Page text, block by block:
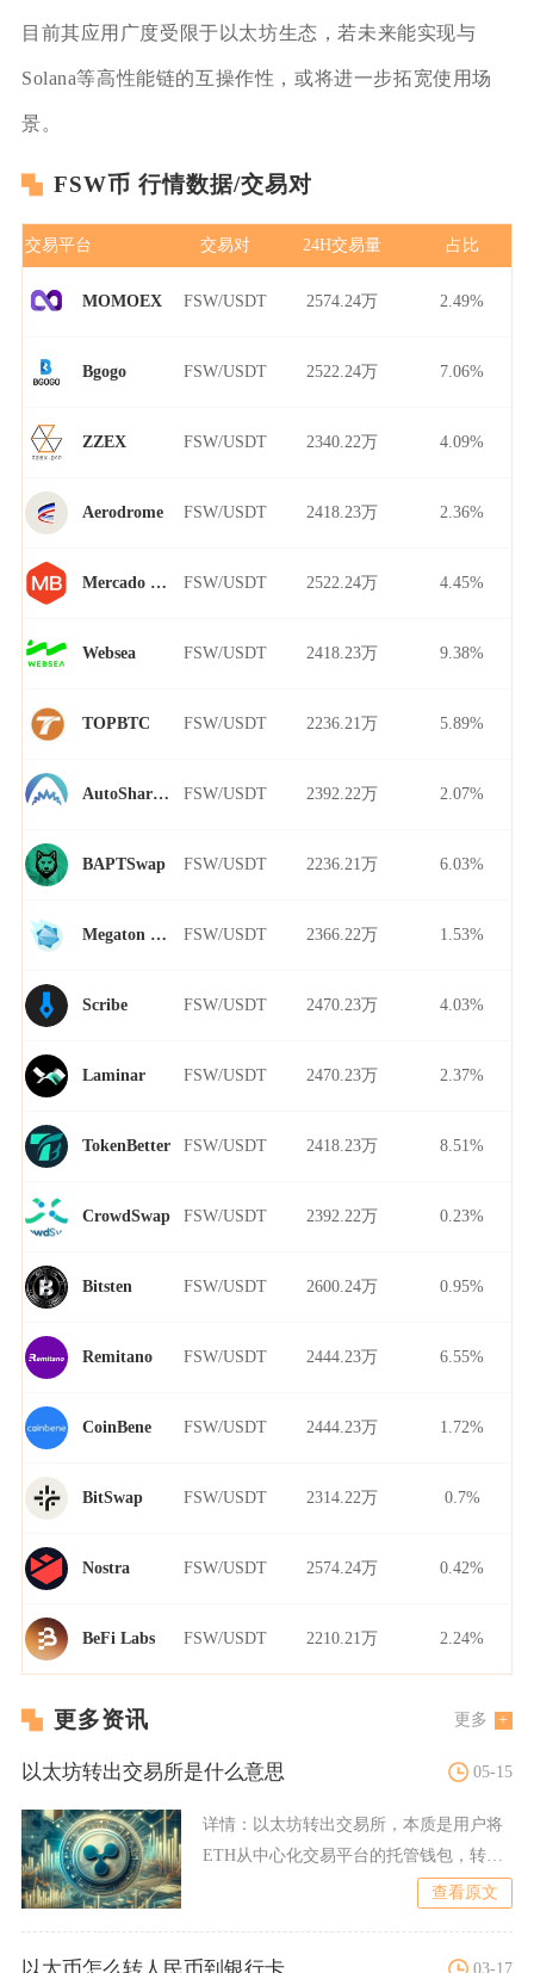
目前其应用广度受限于以太坊生态，若未来能实现与
Solana等高性能链的互操作性，或将进一步拓宽使用场
景。
FSW币 行情数据/交易对
交易平台 交易对 24H交易量 占比
MOMOEX FSW/USDT 2574.24万 2.49%
Bgogo FSW/USDT 2522.24万 7.06%
ZZEX FSW/USDT 2340.22万 4.09%
Aerodrome FSW/USDT 2418.23万 2.36%
Mercado Bitcoin FSW/USDT 2522.24万 4.45%
Websea FSW/USDT 2418.23万 9.38%
TOPBTC FSW/USDT 2236.21万 5.89%
AutoShark Finance FSW/USDT 2392.22万 2.07%
BAPTSwap FSW/USDT 2236.21万 6.03%
Megaton Finance FSW/USDT 2366.22万 1.53%
Scribe FSW/USDT 2470.23万 4.03%
Laminar FSW/USDT 2470.23万 2.37%
TokenBetter FSW/USDT 2418.23万 8.51%
CrowdSwap FSW/USDT 2392.22万 0.23%
Bitsten FSW/USDT 2600.24万 0.95%
Remitano FSW/USDT 2444.23万 6.55%
CoinBene FSW/USDT 2444.23万 1.72%
BitSwap FSW/USDT 2314.22万 0.7%
Nostra FSW/USDT 2574.24万 0.42%
BeFi Labs FSW/USDT 2210.21万 2.24%
更多资讯 更多
以太坊转出交易所是什么意思 05-15
详情： 以太坊转出交易所，本质是用户将
ETH从中心化交易平台的托管钱包，转移
查看原文
03-17